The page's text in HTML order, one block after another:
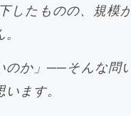
したものの、規模
のか」──そんな問
ます。